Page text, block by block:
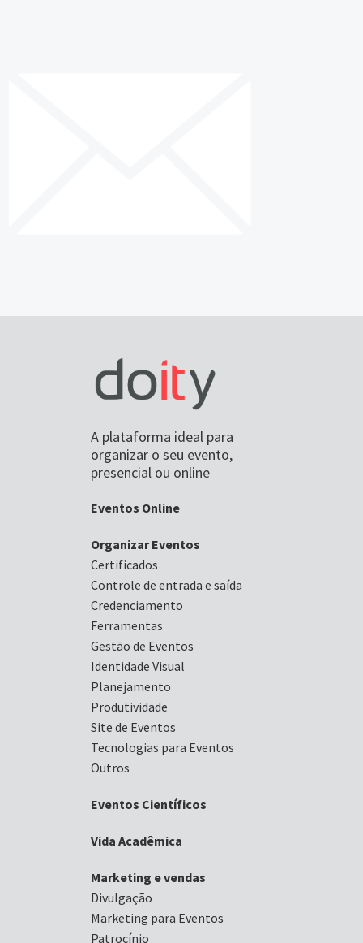
A plataforma ideal para
organizar o seu evento,
presencial ou online
Eventos Online
Organizar Eventos
Certificados
Controle de entrada e saída
Credenciamento
Ferramentas
Gestão de Eventos
Identidade Visual
Planejamento
Produtividade
Site de Eventos
Tecnologias para Eventos
Outros
Eventos Científicos
Vida Acadêmica
Marketing e vendas
Divulgação
Marketing para Eventos
Patrocínio